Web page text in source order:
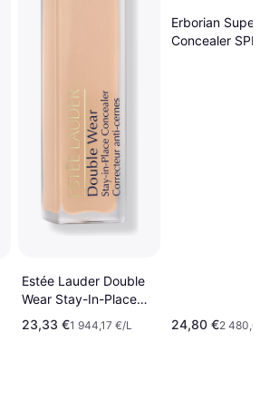
Estée Lauder Double
Wear Stay-In-Place
Concealer 24-Hour
12ml
23,33 €1 944,17 €/L
Erborian
Concealer
24,80 €2